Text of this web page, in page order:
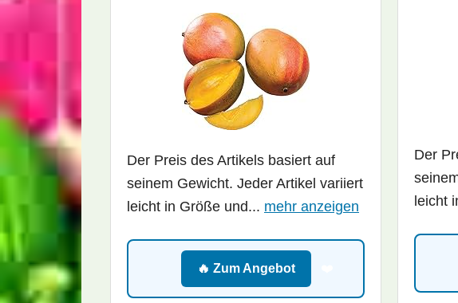
Der Preis des Artikels basiert auf
seinem Gewicht. Jeder Artikel variiert
leicht in Größe und... mehr anzeigen
🔥 Zum Angebot
Der
leicht